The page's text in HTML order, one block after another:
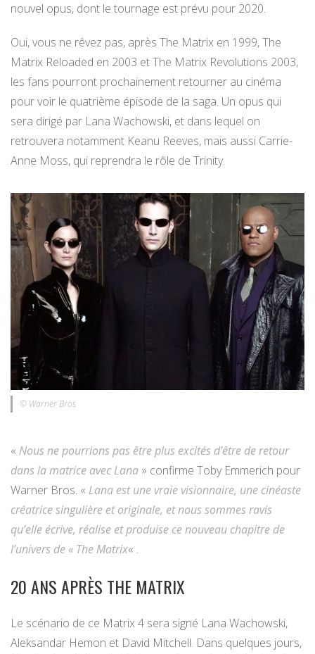
nouvel opus, dont le tournage est prévu pour 2020.
Oui, vous ne rêvez pas, après The Matrix en 1999, The
Matrix Reloaded en 2003 et The Matrix Revolutions 2003,
les fans pourront prochainement retourner au cinéma
pour voir le quatrième épisode de la saga. Un opus qui
sera dirigé par Lana Wachowski, et dans lequel on
retrouvera notamment Keanu Reeves, mais aussi Carrie-
Anne Moss, qui reprendra le rôle de Trinity.
© Warner Bros
« Nous ne pourrions pas être plus excités d’être de retour
dans la matrice avec Lana » confirme Toby Emmerich pour
Warner Bros. « Lana est une vraie visionnaire, une cinéaste
créatrice singulière et originale, et nous sommes ravis
qu’elle écrive, réalise et produise ce nouveau chapitre de
l’univers de « The Matrix« .
20 ANS APRÈS THE MATRIX
Le scénario de ce Matrix 4 sera signé Lana Wachowski,
Aleksandar Hemon et David Mitchell. Dans quelques jours,